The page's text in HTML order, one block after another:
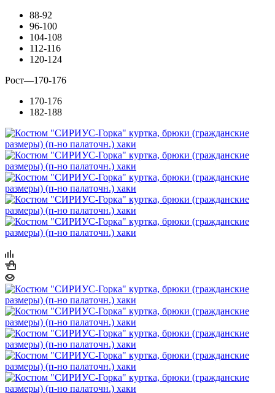
88-92
96-100
104-108
112-116
120-124
Рост—170-176
170-176
182-188